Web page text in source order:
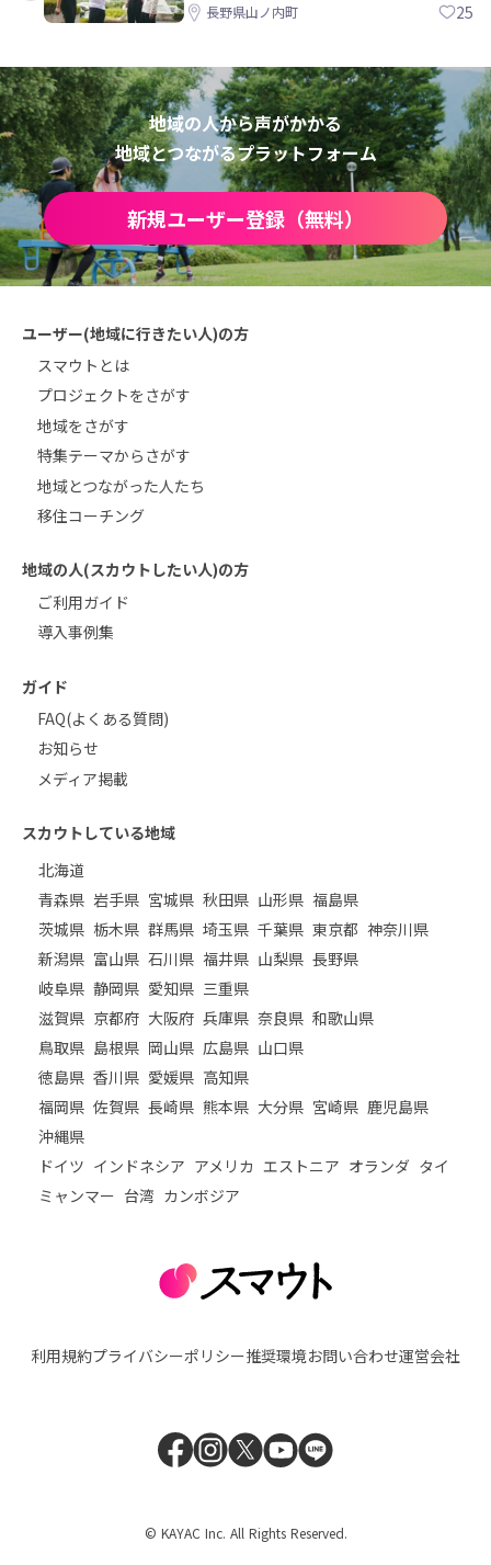
校づくりを一緒に
長野県山ノ内町 25
地域の人から声がかかる
地域とつながるプラットフォーム
新規ユーザー登録（無料）
ユーザー(地域に行きたい人)の方
スマウトとは
プロジェクトをさがす
地域をさがす
特集テーマからさがす
地域とつながった人たち
移住コーチング
地域の人(スカウトしたい人)の方
ご利用ガイド
導入事例集
ガイド
FAQ(よくある質問)
お知らせ
メディア掲載
スカウトしている地域
北海道
青森県 岩手県 宮城県 秋田県 山形県 福島県
茨城県 栃木県 群馬県 埼玉県 千葉県 東京都 神奈川県
新潟県 富山県 石川県 福井県 山梨県 長野県
岐阜県 静岡県 愛知県 三重県
滋賀県 京都府 大阪府 兵庫県 奈良県 和歌山県
鳥取県 島根県 岡山県 広島県 山口県
徳島県 香川県 愛媛県 高知県
福岡県 佐賀県 長崎県 熊本県 大分県 宮崎県 鹿児島県
沖縄県
ドイツ インドネシア アメリカ エストニア オランダ タイ
ミャンマー 台湾 カンボジア
利用規約プライバシーポリシー推奨環境お問い合わせ運営会社
© KAYAC Inc. All Rights Reserved.